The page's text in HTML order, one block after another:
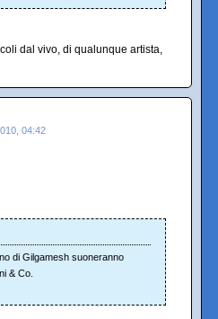
dal vivo, di qualunque artista,
04:42
di Gilgamesh suoneranno
& Co.